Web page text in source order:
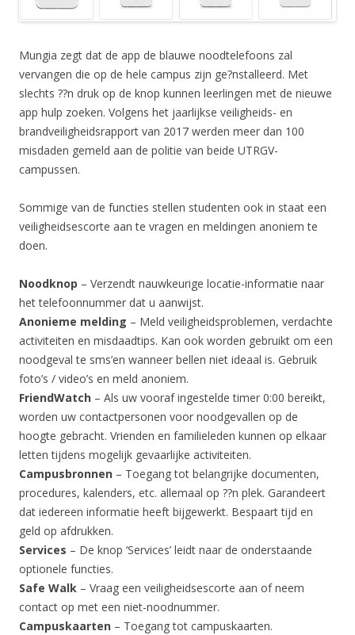
Mungia zegt dat de app de blauwe noodtelefoons zal
vervangen die op de hele campus zijn ge?nstalleerd. Met
slechts ??n druk op de knop kunnen leerlingen met de nieuwe
app hulp zoeken. Volgens het jaarlijkse veiligheids- en
brandveiligheidsrapport van 2017 werden meer dan 100
misdaden gemeld aan de politie van beide UTRGV-
campussen.
Sommige van de functies stellen studenten ook in staat een
veiligheidsescorte aan te vragen en meldingen anoniem te
doen.
Noodknop – Verzendt nauwkeurige locatie-informatie naar
het telefoonnummer dat u aanwijst.
Anonieme melding – Meld veiligheidsproblemen, verdachte
activiteiten en misdaadtips. Kan ook worden gebruikt om een
noodgeval te sms’en wanneer bellen niet ideaal is. Gebruik
foto’s / video’s en meld anoniem.
FriendWatch – Als uw vooraf ingestelde timer 0:00 bereikt,
worden uw contactpersonen voor noodgevallen op de
hoogte gebracht. Vrienden en familieleden kunnen op elkaar
letten tijdens mogelijk gevaarlijke activiteiten.
Campusbronnen – Toegang tot belangrijke documenten,
procedures, kalenders, etc. allemaal op ??n plek. Garandeert
dat iedereen informatie heeft bijgewerkt. Bespaart tijd en
geld op afdrukken.
Services – De knop ‘Services’ leidt naar de onderstaande
optionele functies.
Safe Walk – Vraag een veiligheidsescorte aan of neem
contact op met een niet-noodnummer.
Campuskaarten – Toegang tot campuskaarten.